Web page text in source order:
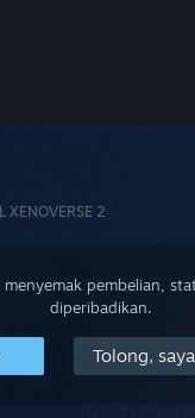
XENOVERSE 2
pembelian,
diperibadikan.
Tolong,